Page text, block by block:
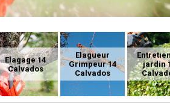
Elagage 14
Calvados
Elagueur
Grimpeur 14
Calvados
jardin